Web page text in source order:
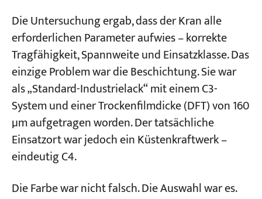
Kernvergleich: So wählen Sie ein ISO 12944-
Beschichtungssystem für Umgebungen von
C3 bis C5-M für Ihren Brückenkran aus
C3-Umgebung (Allgemeine Industrie) – Der
Standard für die meisten Hallenkrane
C5-Umgebung (Extreme Korrosion) –
Chemische, Offshore-, Tropische
Küstenumgebung
Besondere Arbeitsbedingungen – Hohe
Temperaturen, Chemikalien, Lebensmittel
Die Untersuchung ergab, dass der Kran alle
erforderlichen Parameter aufwies – korrekte
Tragfähigkeit, Spannweite und Einsatzklasse. Das
einzige Problem war die Beschichtung. Sie war
als „Standard-Industrielack“ mit einem C3-
System und einer Trockenfilmdicke (DFT) von 160
µm aufgetragen worden. Der tatsächliche
Einsatzort war jedoch ein Küstenkraftwerk –
eindeutig C4.
Die Farbe war nicht falsch. Die Auswahl war es.